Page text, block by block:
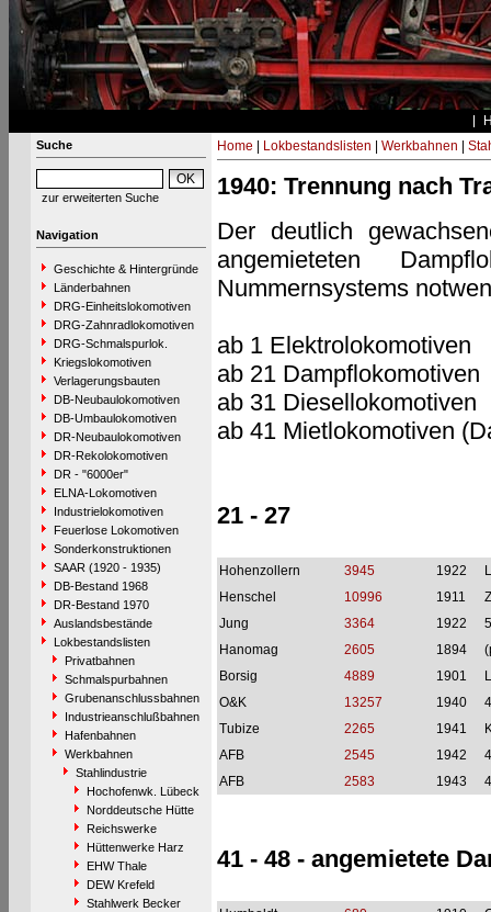
Suche
zur erweiterten Suche
Navigation
Geschichte & Hintergründe
Länderbahnen
DRG-Einheitslokomotiven
DRG-Zahnradlokomotiven
DRG-Schmalspurlok.
Kriegslokomotiven
Verlagerungsbauten
DB-Neubaulokomotiven
DB-Umbaulokomotiven
DR-Neubaulokomotiven
DR-Rekolokomotiven
DR - "6000er"
ELNA-Lokomotiven
Industrielokomotiven
Feuerlose Lokomotiven
Sonderkonstruktionen
SAAR (1920 - 1935)
DB-Bestand 1968
DR-Bestand 1970
Auslandsbestände
Lokbestandslisten
Privatbahnen
Schmalspurbahnen
Grubenanschlussbahnen
Industrieanschlußbahnen
Hafenbahnen
Werkbahnen
Stahlindustrie
Hochofenwk. Lübeck
Norddeutsche Hütte
Reichswerke
Hüttenwerke Harz
EHW Thale
DEW Krefeld
Stahlwerk Becker
Home Lokbestandslisten Werkbahnen
1940: Trennung nach
Der deutlich
angemieteten
Nummernsystems
ab 1 Elektrolokomotiven
ab 21 Dampflokomotiven
ab 31 Diesellokomotiven
ab 41 Mietlokomotiven
21 - 27
Hohenzollern 3945 1922
Henschel
10996 1911
Jung
3364 1922
Hanomag
2605 1894
Borsig
4889 1901
O&K
13257 1940
Tubize
2265 1941
AFB
2545 1942
AFB
2583 1943
41 - 48 - angemietete